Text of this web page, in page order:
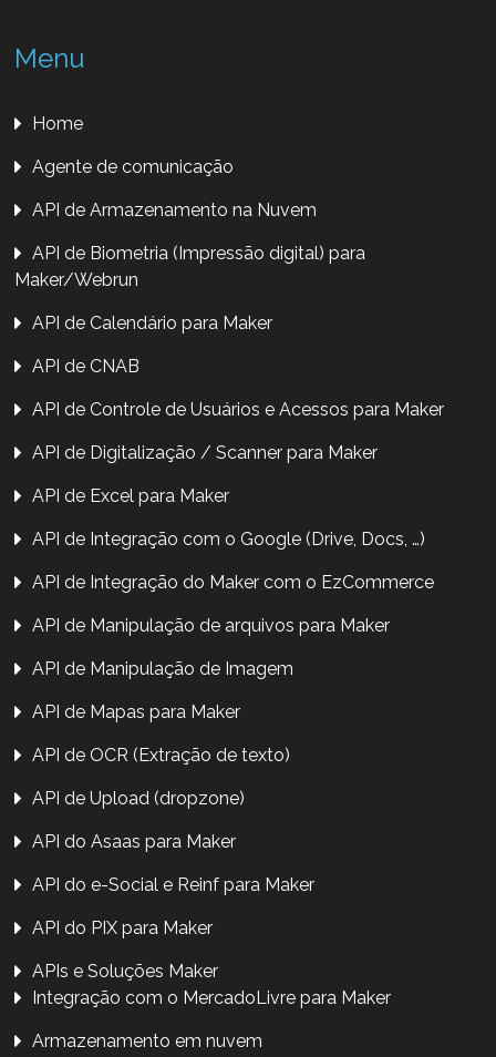
Menu
Home
Agente de comunicação
API de Armazenamento na Nuvem
API de Biometria (Impressão digital) para
Maker/Webrun
API de Calendário para Maker
API de CNAB
API de Controle de Usuários e Acessos para Maker
API de Digitalização / Scanner para Maker
API de Excel para Maker
API de Integração com o Google (Drive, Docs, …)
API de Integração do Maker com o EzCommerce
API de Manipulação de arquivos para Maker
API de Manipulação de Imagem
API de Mapas para Maker
API de OCR (Extração de texto)
API de Upload (dropzone)
API do Asaas para Maker
API do e-Social e Reinf para Maker
API do PIX para Maker
APIs e Soluções Maker
Integração com o MercadoLivre para Maker
Armazenamento em nuvem